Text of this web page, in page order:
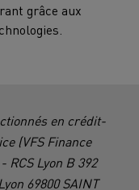
grâce aux
en crédit-
(VFS Finance
RCS Lyon B 392
69800 SAINT